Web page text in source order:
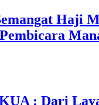
Haji
: Dari